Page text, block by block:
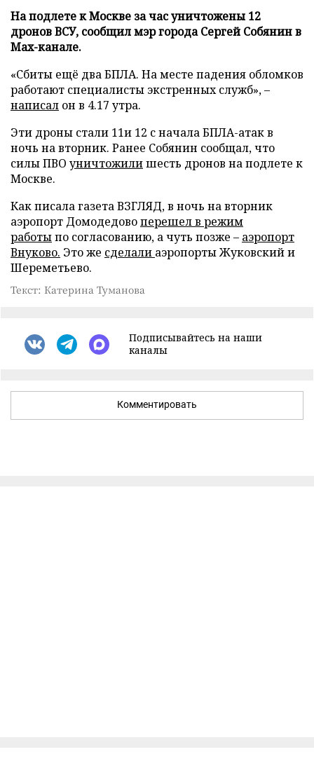
На подлете к Москве за час уничтожены 12
дронов ВСУ, сообщил мэр города Сергей Собянин в
Max-канале.
«Сбиты ещё два БПЛА. На месте падения обломков
работают специалисты экстренных служб», –
написал он в 4.17 утра.
Эти дроны стали 11и 12 с начала БПЛА-атак в
ночь на вторник. Ранее Собянин сообщал, что
силы ПВО уничтожилишесть дронов на подлете к
Москве.
Как писала газета ВЗГЛЯД, в ночь на вторник
аэропорт Домодедовоперешел в режим
работыпо согласованию, а чуть позже – аэропорт
Внуково. Это же сделали аэропорты Жуковский и
Шереметьево.
Текст: Катерина Туманова
Подписывайтесь на наши
каналы
Комментировать